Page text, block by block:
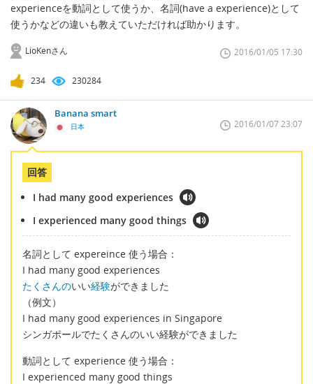
experienceを動詞として使うか、名詞(have a experience)として
使うかなどの違いも教えていただければ助かります。
LioKenさん 2016/01/05 17:30
234 230284
Banana smart
日本 2016/01/07 23:07
回答
I had many good experiences
I experienced many good things
名詞として expereince 使う場合：
I had many good experiences
たくさんのいい経験ができました
（例文）
I had many good experiences in Singapore
シンガポールでたくさんのいい経験ができました
動詞として experience 使う場合：
I experienced many good things